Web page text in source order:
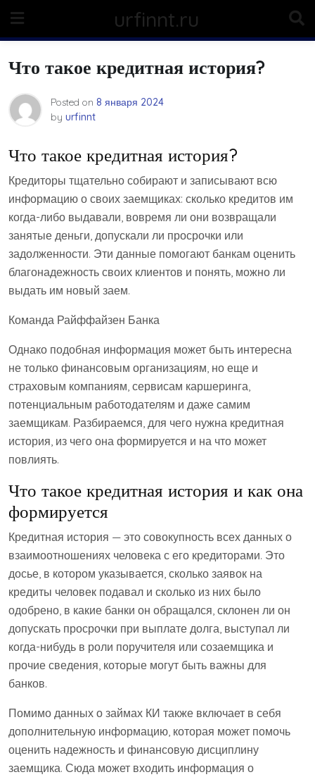
content
urfinnt.ru
Что такое кредитная история?
Posted on 8 января 2024
by urfinnt
Что такое кредитная история?
Кредиторы тщательно собирают и записывают всю
информацию о своих заемщиках: сколько кредитов им
когда-либо выдавали, вовремя ли они возвращали
занятые деньги, допускали ли просрочки или
задолженности. Эти данные помогают банкам оценить
благонадежность своих клиентов и понять, можно ли
выдать им новый заем.
Команда Райффайзен Банка
Однако подобная информация может быть интересна
не только финансовым организациям, но еще и
страховым компаниям, сервисам каршеринга,
потенциальным работодателям и даже самим
заемщикам. Разбираемся, для чего нужна кредитная
история, из чего она формируется и на что может
повлиять.
Что такое кредитная история и как она
формируется
Кредитная история — это совокупность всех данных о
взаимоотношениях человека с его кредиторами. Это
досье, в котором указывается, сколько заявок на
кредиты человек подавал и сколько из них было
одобрено, в какие банки он обращался, склонен ли он
допускать просрочки при выплате долга, выступал ли
когда-нибудь в роли поручителя или созаемщика и
прочие сведения, которые могут быть важны для
банков.
Помимо данных о займах КИ также включает в себя
дополнительную информацию, которая может помочь
оценить надежность и финансовую дисциплину
заемщика. Сюда может входить информация о